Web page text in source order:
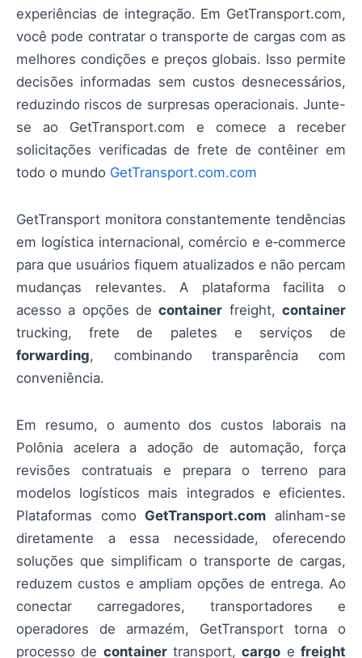
experiências de integração. Em GetTransport.com,
você pode contratar o transporte de cargas com as
melhores condições e preços globais. Isso permite
decisões informadas sem custos desnecessários,
reduzindo riscos de surpresas operacionais. Junte-
se ao GetTransport.com e comece a receber
solicitações verificadas de frete de contêiner em
todo o mundo GetTransport.com.com
GetTransport monitora constantemente tendências
em logística internacional, comércio e e‑commerce
para que usuários fiquem atualizados e não percam
mudanças relevantes. A plataforma facilita o
acesso a opções decontainer freight,container
trucking, frete de paletes e serviços de
forwarding, combinando transparência com
conveniência.
Em resumo, o aumento dos custos laborais na
Polônia acelera a adoção de automação, força
revisões contratuais e prepara o terreno para
modelos logísticos mais integrados e eficientes.
Plataformas como GetTransport.com alinham-se
diretamente a essa necessidade, oferecendo
soluções que simplificam o transporte de cargas,
reduzem custos e ampliam opções de entrega. Ao
conectar carregadores, transportadores e
operadores de armazém, GetTransport torna o
processo de containertransport,cargo efreight